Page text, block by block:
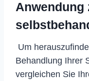
Anwendung
Um
Behandlung Ihrer
vergleichen Sie